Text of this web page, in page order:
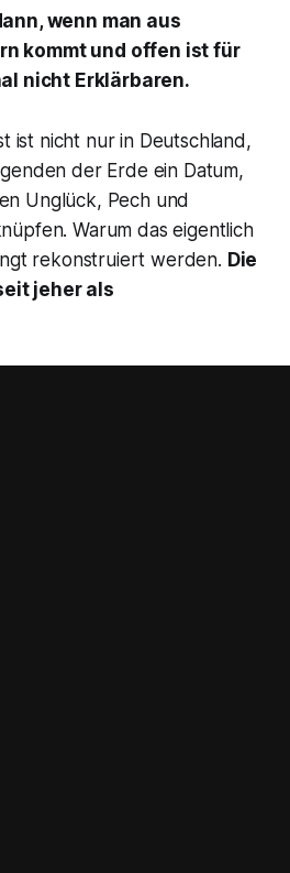
wenn man aus
kommt und offen ist für
nicht Erklärbaren.
ist nicht nur in Deutschland,
der Erde ein Datum,
Unglück, Pech und
Warum das eigentlich
rekonstruiert werden. Die
jeher als